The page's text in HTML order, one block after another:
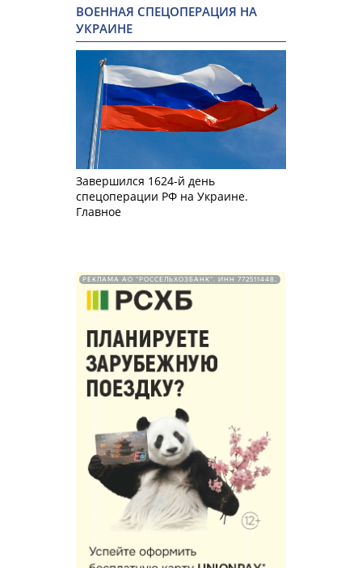
ВОЕННАЯ СПЕЦОПЕРАЦИЯ НА
УКРАИНЕ
Завершился 1624-й день
спецоперации РФ на Украине.
Главное
РЕКЛАМА АО "РОССЕЛЬХОЗБАНК". ИНН 772511448.